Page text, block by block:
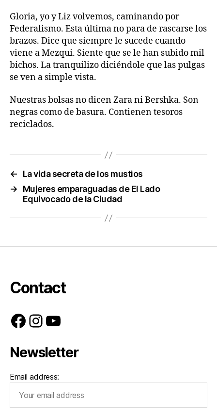
Gloria, yo y Liz volvemos, caminando por
Federalismo. Esta última no para de rascarse los
brazos. Dice que siempre le sucede cuando
viene a Mezqui. Siente que se le han subido mil
bichos. La tranquilizo diciéndole que las pulgas
se ven a simple vista.
Nuestras bolsas no dicen Zara ni Bershka. Son
negras como de basura. Contienen tesoros
reciclados.
←
La vida secreta de los mustios
→
Mujeres emparaguadas de El Lado
Equivocado de la Ciudad
Contact
Facebook
Instagram
YouTube
Newsletter
Email address: